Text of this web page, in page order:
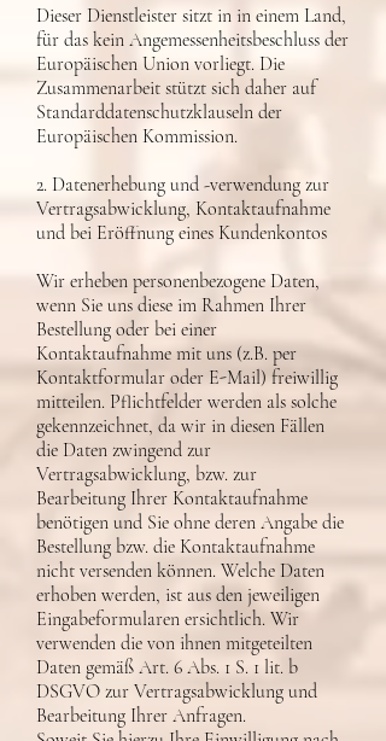
Dieser Dienstleister sitzt in in einem Land,
für das kein Angemessenheitsbeschluss der
Europäischen Union vorliegt. Die
Zusammenarbeit stützt sich daher auf
Standarddatenschutzklauseln der
Europäischen Kommission.
2. Datenerhebung und -verwendung zur
Vertragsabwicklung, Kontaktaufnahme
und bei Eröffnung eines Kundenkontos
Wir erheben personenbezogene Daten,
wenn Sie uns diese im Rahmen Ihrer
Bestellung oder bei einer
Kontaktaufnahme mit uns (z.B. per
Kontaktformular oder E-Mail) freiwillig
mitteilen. Pflichtfelder werden als solche
gekennzeichnet, da wir in diesen Fällen
die Daten zwingend zur
Vertragsabwicklung, bzw. zur
Bearbeitung Ihrer Kontaktaufnahme
benötigen und Sie ohne deren Angabe die
Bestellung bzw. die Kontaktaufnahme
nicht versenden können. Welche Daten
erhoben werden, ist aus den jeweiligen
Eingabeformularen ersichtlich. Wir
verwenden die von ihnen mitgeteilten
Daten gemäß Art. 6 Abs. 1 S. 1 lit. b
DSGVO zur Vertragsabwicklung und
Bearbeitung Ihrer Anfragen.